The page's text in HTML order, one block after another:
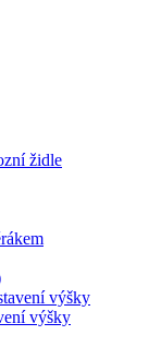
židle
výšky
výšky